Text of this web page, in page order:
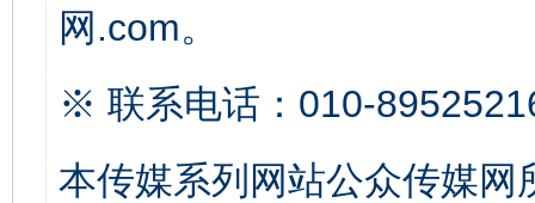
网.com。
※ 联系电话：010-
本传媒系列网站公众传媒
东山县通报“牛蛙产品抗生素超标问题”